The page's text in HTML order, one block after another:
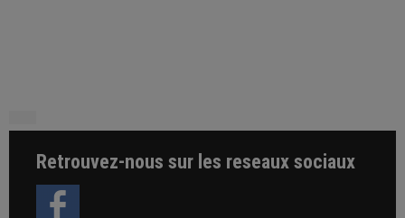
Retrouvez-nous sur les reseaux sociaux